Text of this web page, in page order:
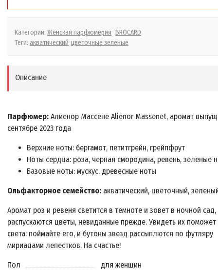
Категории: Женская парфюмерия BROCARD
Теги: акватический цветочные зеленые
Описание
Парфюмер: Алиенор Массене Alienor Massenet, аромат
сентябре 2023 года
Верхние ноты: бергамот, петитгрейн, грейпфрут
Ноты сердца: роза, черная смородина, ревень, зеленые
Базовые ноты: мускус, древесные ноты
Ольфакторное семейство: акватический, цветочный,
Аромат роз и ревеня светится в темноте и зовет в ночной сад,
распускаются цветы, невиданные прежде. Увидеть их поможет
света: поймайте его, и бутоны звезд рассыплются по футляру
мириадами лепестков. На счастье!
Пол
для женщин